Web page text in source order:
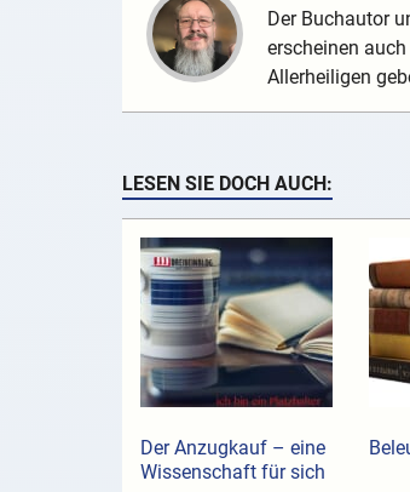
Der Buchautor
erscheinen
Allerheiligen
LESEN SIE DOCH AUCH:
Der Anzugkauf ­– eine
Wissenschaft für sich